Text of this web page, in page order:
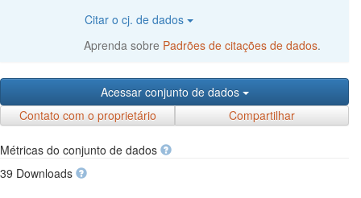
Citar o cj. de dados
Aprenda sobre Padrões de citações de dados.
Acessar conjunto de dados
Contato com o proprietário
Compartilhar
Métricas do conjunto de dados
39 Downloads